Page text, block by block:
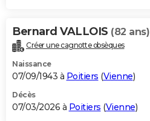
Bernard VALLOIS (82 ans)
Créer une cagnotte obsèques
Naissance
07/09/1943 à Poitiers (Vienne)
Décès
07/03/2026 à Poitiers (Vienne)